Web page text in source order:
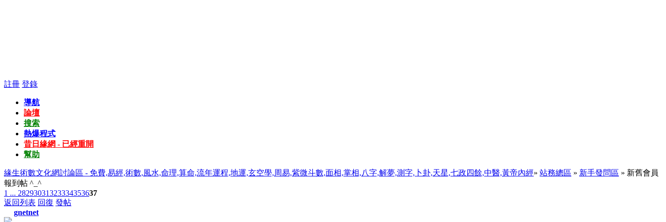
註冊 登錄
導航
論壇
搜索
熱爆程式
昔日緣網 - 已經重開
幫助
緣生術數文化網討論區 - 免費,易經,術數,風水,命理,算命,流年運程,地運,玄空學,周易,紫微斗數,面相,掌相,八字,解夢,測字,卜卦,天星,七政四餘,中醫,黃帝內經» 站務總區 » 新手發問區 » 新舊會員
報到帖 ^_^
1 ... 28293031323334353637
返回列表 回復 發帖
gnetnet